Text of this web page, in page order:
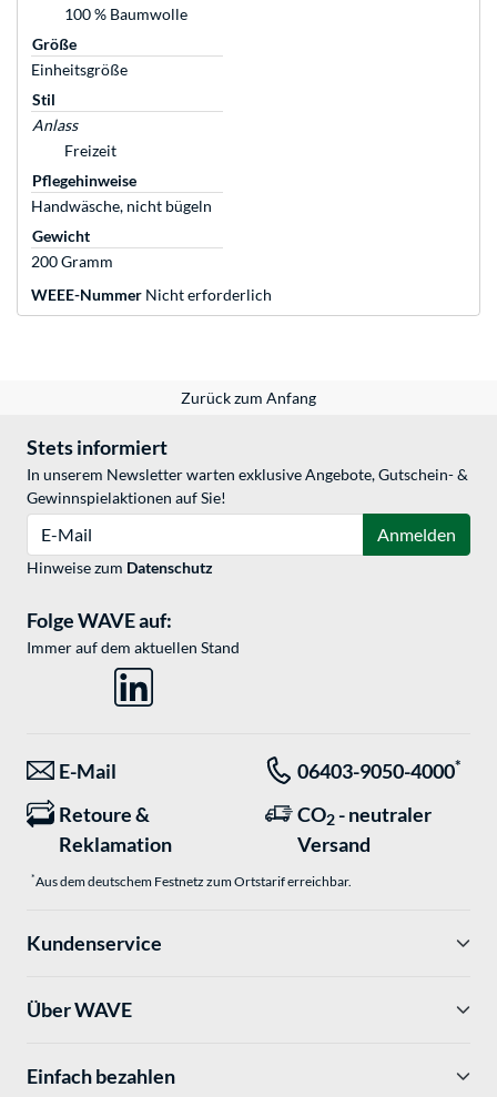
100 % Baumwolle
Größe
Einheitsgröße
Stil
Anlass
Freizeit
Pflegehinweise
Handwäsche, nicht bügeln
Gewicht
200 Gramm
WEEE-Nummer Nicht erforderlich
Zurück zum Anfang
Stets informiert
In unserem Newsletter warten exklusive Angebote, Gutschein- &
Gewinnspielaktionen auf Sie!
Anmelden
Hinweise zum Datenschutz
Folge WAVE auf:
Immer auf dem aktuellen Stand
E-Mail 06403-9050-4000*
Retoure &
Reklamation
CO2 - neutraler
Versand
*Aus dem deutschem Festnetz zum Ortstarif erreichbar.
Kundenservice
Über WAVE
Einfach bezahlen